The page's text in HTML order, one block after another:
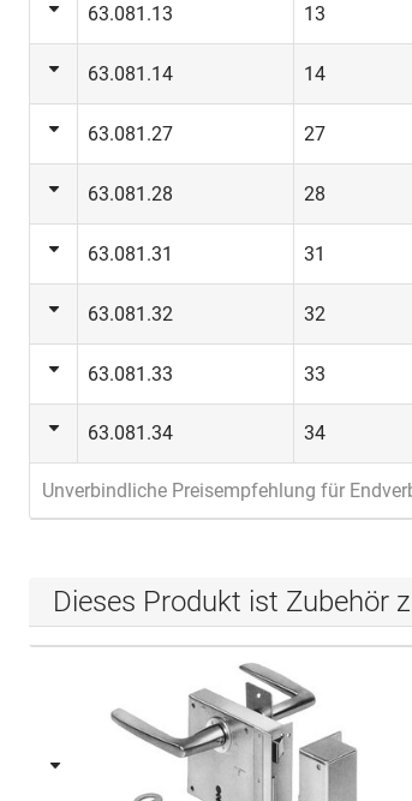
63.081.13 13
63.081.14 14
63.081.27 27
63.081.28 28
63.081.31 31
63.081.32 32
63.081.33 33
63.081.34 34
Unverbindliche Preisempfehlung für
Dieses Produkt ist Zubehör